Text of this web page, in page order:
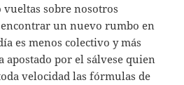
sobre nosotros
un nuevo rumbo en
es menos colectivo y más
por el sálvese quien
velocidad las fórmulas de